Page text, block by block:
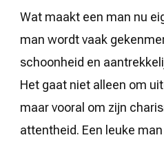
Wat maakt een man nu
man wordt vaak
schoonheid en
Het gaat niet alleen om
maar vooral om zijn
attentheid. Een leuke